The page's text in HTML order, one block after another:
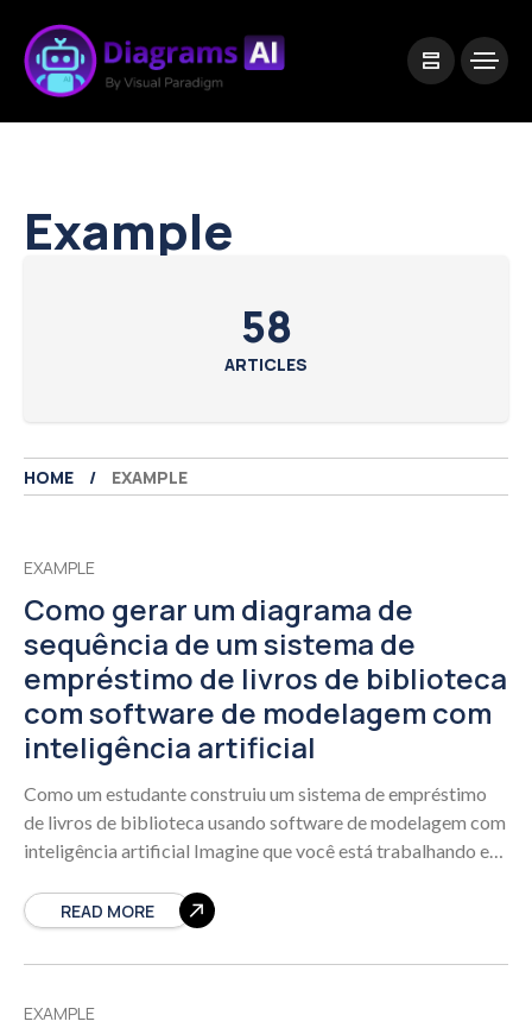
Example
58
ARTICLES
HOME EXAMPLE
EXAMPLE
Como gerar um diagrama de
sequência de um sistema de
empréstimo de livros de biblioteca
com software de modelagem com
inteligência artificial
Como um estudante construiu um sistema de empréstimo
de livros de biblioteca usando software de modelagem com
inteligência artificial Imagine que você está trabalhando em
READ MORE
EXAMPLE